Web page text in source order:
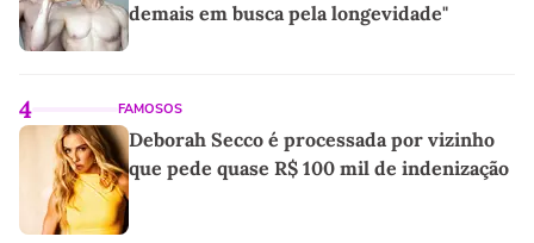
demais em busca pela longevidade"
4 FAMOSOS
Deborah Secco é processada por vizinho
que pede quase R$ 100 mil de indenização